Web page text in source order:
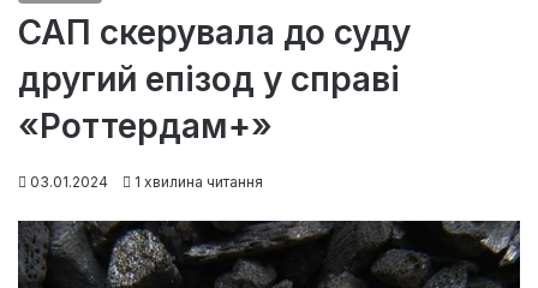
САП скерувала до суду
другий епізод у справі
«Роттердам+»
03.01.2024 1 хвилина читання